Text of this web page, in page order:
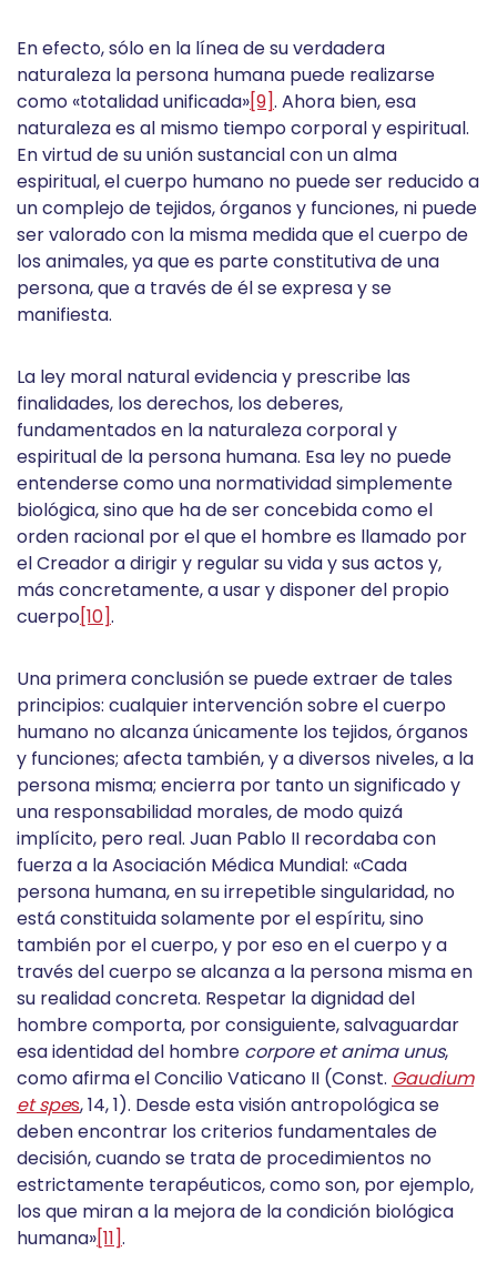
En efecto, sólo en la línea de su verdadera
naturaleza la persona humana puede realizarse
como «totalidad unificada»[9]. Ahora bien, esa
naturaleza es al mismo tiempo corporal y espiritual.
En virtud de su unión sustancial con un alma
espiritual, el cuerpo humano no puede ser reducido a
un complejo de tejidos, órganos y funciones, ni puede
ser valorado con la misma medida que el cuerpo de
los animales, ya que es parte constitutiva de una
persona, que a través de él se expresa y se
manifiesta.
La ley moral natural evidencia y prescribe las
finalidades, los derechos, los deberes,
fundamentados en la naturaleza corporal y
espiritual de la persona humana. Esa ley no puede
entenderse como una normatividad simplemente
biológica, sino que ha de ser concebida como el
orden racional por el que el hombre es llamado por
el Creador a dirigir y regular su vida y sus actos y,
más concretamente, a usar y disponer del propio
cuerpo[10].
Una primera conclusión se puede extraer de tales
principios: cualquier intervención sobre el cuerpo
humano no alcanza únicamente los tejidos, órganos
y funciones; afecta también, y a diversos niveles, a la
persona misma; encierra por tanto un significado y
una responsabilidad morales, de modo quizá
implícito, pero real. Juan Pablo II recordaba con
fuerza a la Asociación Médica Mundial: «Cada
persona humana, en su irrepetible singularidad, no
está constituida solamente por el espíritu, sino
también por el cuerpo, y por eso en el cuerpo y a
través del cuerpo se alcanza a la persona misma en
su realidad concreta. Respetar la dignidad del
hombre comporta, por consiguiente, salvaguardar
esa identidad del hombre corpore et anima unus,
como afirma el Concilio Vaticano II (Const. Gaudium
et spes, 14, 1). Desde esta visión antropológica se
deben encontrar los criterios fundamentales de
decisión, cuando se trata de procedimientos no
estrictamente terapéuticos, como son, por ejemplo,
los que miran a la mejora de la condición biológica
humana»[11].